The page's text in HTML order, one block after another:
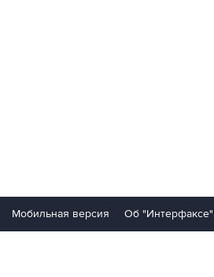
Мобильная версия Об "Интерфаксе"